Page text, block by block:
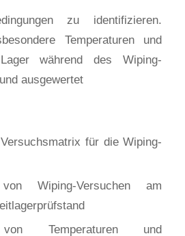
zu identifizieren.
Temperaturen und
während des Wiping-
ausgewertet
für die Wiping-
von Wiping-Versuchen am
von Temperaturen und